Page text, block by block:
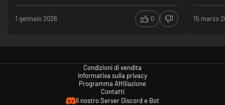
1 gennaio 2026 0
intricata e
per il
15 marzo
Condizioni di vendita
Informativa sulla privacy
Programma Affiliazione
Contatti
Il nostro Server Discord e Bot